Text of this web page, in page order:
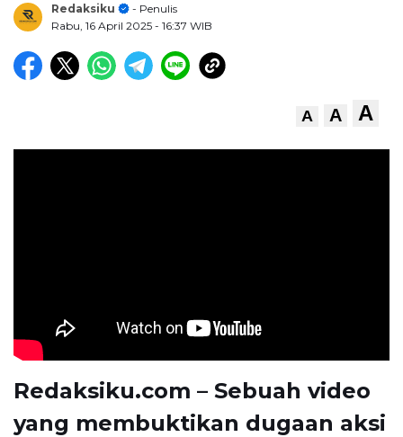
Redaksiku
- Penulis
Rabu, 16 April 2025 - 16:37 WIB
A A A
Redaksiku.com – Sebuah video
yang membuktikan dugaan aksi